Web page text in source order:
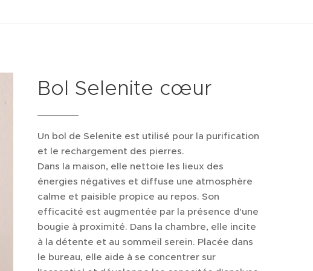
Bol Selenite cœur
Un bol de Selenite est utilisé pour la purification
et le rechargement des pierres.
Dans la maison, elle nettoie les lieux des
énergies négatives et diffuse une atmosphère
calme et paisible propice au repos. Son
efficacité est augmentée par la présence d'une
bougie à proximité. Dans la chambre, elle incite
à la détente et au sommeil serein. Placée dans
le bureau, elle aide à se concentrer sur